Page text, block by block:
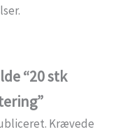
“20 stk
Krævede